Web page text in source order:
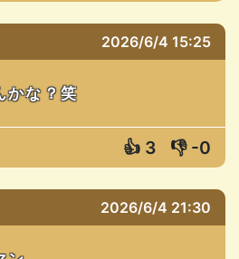
2026/6/4 15:25
かな？笑
👍 3 👎 -0
2026/6/4 21:30